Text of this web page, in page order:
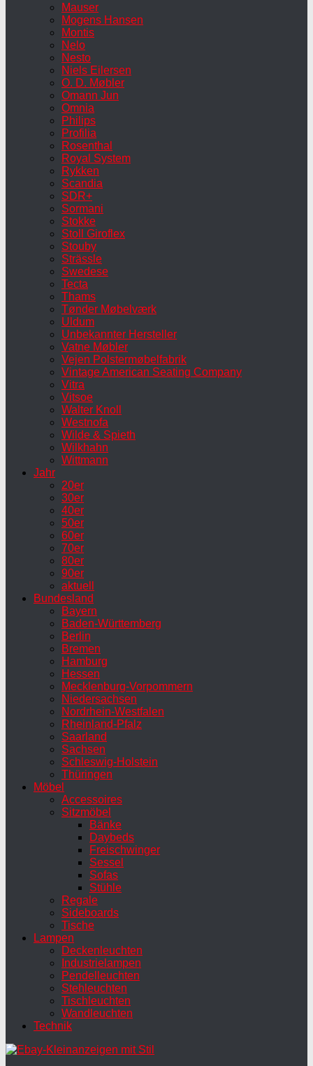
Mauser
Mogens Hansen
Montis
Nelo
Nesto
Niels Eilersen
O. D. Møbler
Omann Jun
Omnia
Philips
Profilia
Rosenthal
Royal System
Rykken
Scandia
SDR+
Sormani
Stokke
Stoll Giroflex
Stouby
Strässle
Swedese
Tecta
Thams
Tønder Møbelværk
Uldum
Unbekannter Hersteller
Vatne Møbler
Vejen Polstermøbelfabrik
Vintage American Seating Company
Vitra
Vitsoe
Walter Knoll
Westnofa
Wilde & Spieth
Wilkhahn
Wittmann
Jahr
20er
30er
40er
50er
60er
70er
80er
90er
aktuell
Bundesland
Bayern
Baden-Württemberg
Berlin
Bremen
Hamburg
Hessen
Mecklenburg-Vorpommern
Niedersachsen
Nordrhein-Westfalen
Rheinland-Pfalz
Saarland
Sachsen
Schleswig-Holstein
Thüringen
Möbel
Accessoires
Sitzmöbel
Bänke
Daybeds
Freischwinger
Sessel
Sofas
Stühle
Regale
Sideboards
Tische
Lampen
Deckenleuchten
Industrielampen
Pendelleuchten
Stehleuchten
Tischleuchten
Wandleuchten
Technik